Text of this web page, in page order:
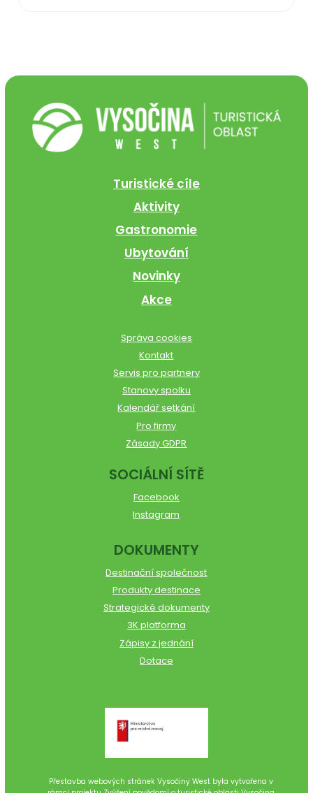
Turistické cíle
Aktivity
Gastronomie
Ubytování
Novinky
Akce
Správa cookies
Kontakt
Servis pro partnery
Stanovy spolku
Kalendář setkání
Pro firmy
Zásady GDPR
SOCIÁLNÍ SÍTĚ
Facebook
Instagram
DOKUMENTY
Destinační společnost
Produkty destinace
Strategické dokumenty
3K platforma
Zápisy z jednání
Dotace
Přestavba webových stránek Vysočiny West byla vytvořena v